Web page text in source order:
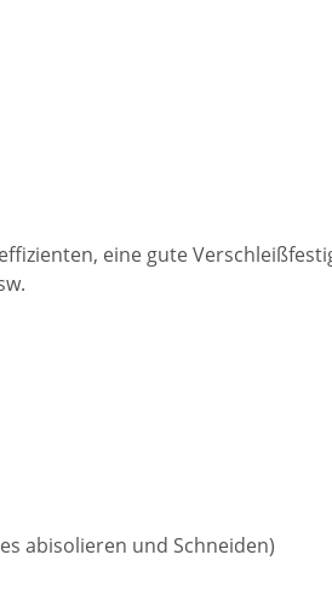
eine gute
abisolieren und Schneiden)